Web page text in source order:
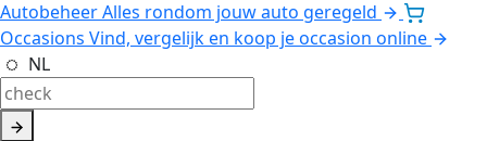
AutobeheerAlles rondom jouw auto geregeld
Occasions Vind, vergelijk en koop je occasion online
NL